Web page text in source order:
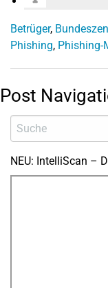
Betrüger,
Phishing, Phishing-
Post
NEU: IntelliScan –